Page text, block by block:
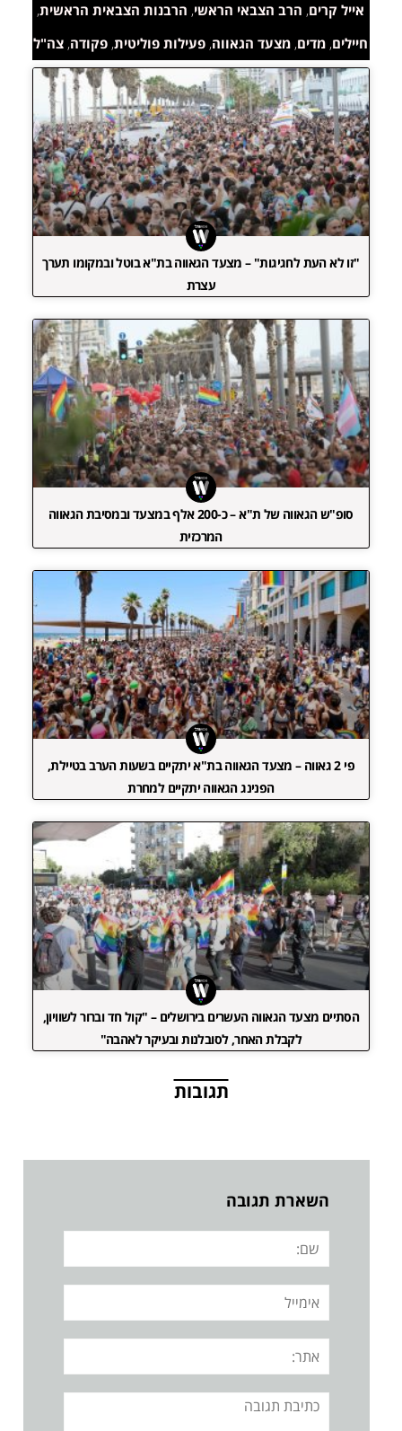
אייל קרים, הרב הצבאי הראשי, הרבנות הצבאית הראשית,
חיילים,מדים,מצעד הגאווה,פעילות פוליטית,פקודה,צה"ל
"זו לא העת לחגיגות" – מצעד הגאווה בת"א בוטל ובמקומו תערך
עצרת
סופ"ש הגאווה של ת"א – כ-200 אלף במצעד ובמסיבת הגאווה
המרכזית
פי 2 גאווה – מצעד הגאווה בת"א יתקיים בשעות הערב בטיילת,
הפנינג הגאווה יתקיים למחרת
הסתיים מצעד הגאווה העשרים בירושלים – "קול חד וברור לשוויון,
לקבלת האחר, לסובלנות ובעיקר לאהבה"
תגובות
השארת תגובה
שם:
אימייל
אתר:
תגובה